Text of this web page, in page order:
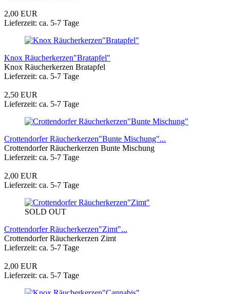
2,00 EUR
Lieferzeit: ca. 5-7 Tage
Knox Räucherkerzen"Bratapfel"
Knox Räucherkerzen Bratapfel
Lieferzeit: ca. 5-7 Tage
2,50 EUR
Lieferzeit: ca. 5-7 Tage
Crottendorfer Räucherkerzen"Bunte Mischung"...
Crottendorfer Räucherkerzen Bunte Mischung
Lieferzeit: ca. 5-7 Tage
2,00 EUR
Lieferzeit: ca. 5-7 Tage
SOLD OUT
Crottendorfer Räucherkerzen"Zimt"...
Crottendorfer Räucherkerzen Zimt
Lieferzeit: ca. 5-7 Tage
2,00 EUR
Lieferzeit: ca. 5-7 Tage